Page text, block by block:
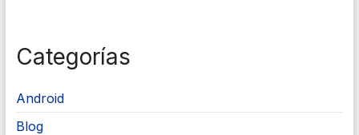
Categorías
Android
Blog